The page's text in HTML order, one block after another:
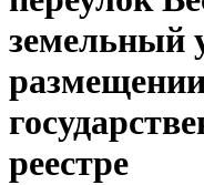
земельный
реестре